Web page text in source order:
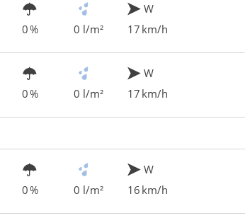
0 % 0 l/m²
W
17 km/h
0 % 0 l/m²
W
17 km/h
0 % 0 l/m²
W
16 km/h